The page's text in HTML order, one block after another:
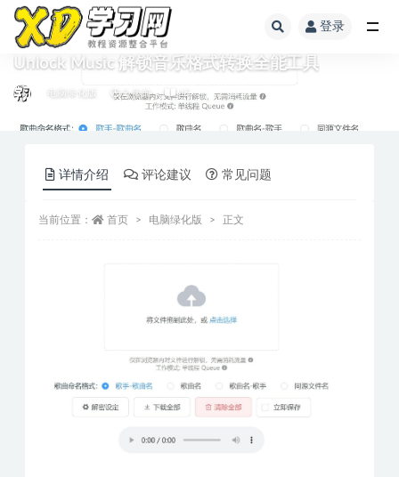
登录
Unlock Music 解锁音乐格式转换全能工具
电脑绿化版 2 年前 15
详情介绍 评论建议 常见问题
当前位置： 首页 电脑绿化版 正文